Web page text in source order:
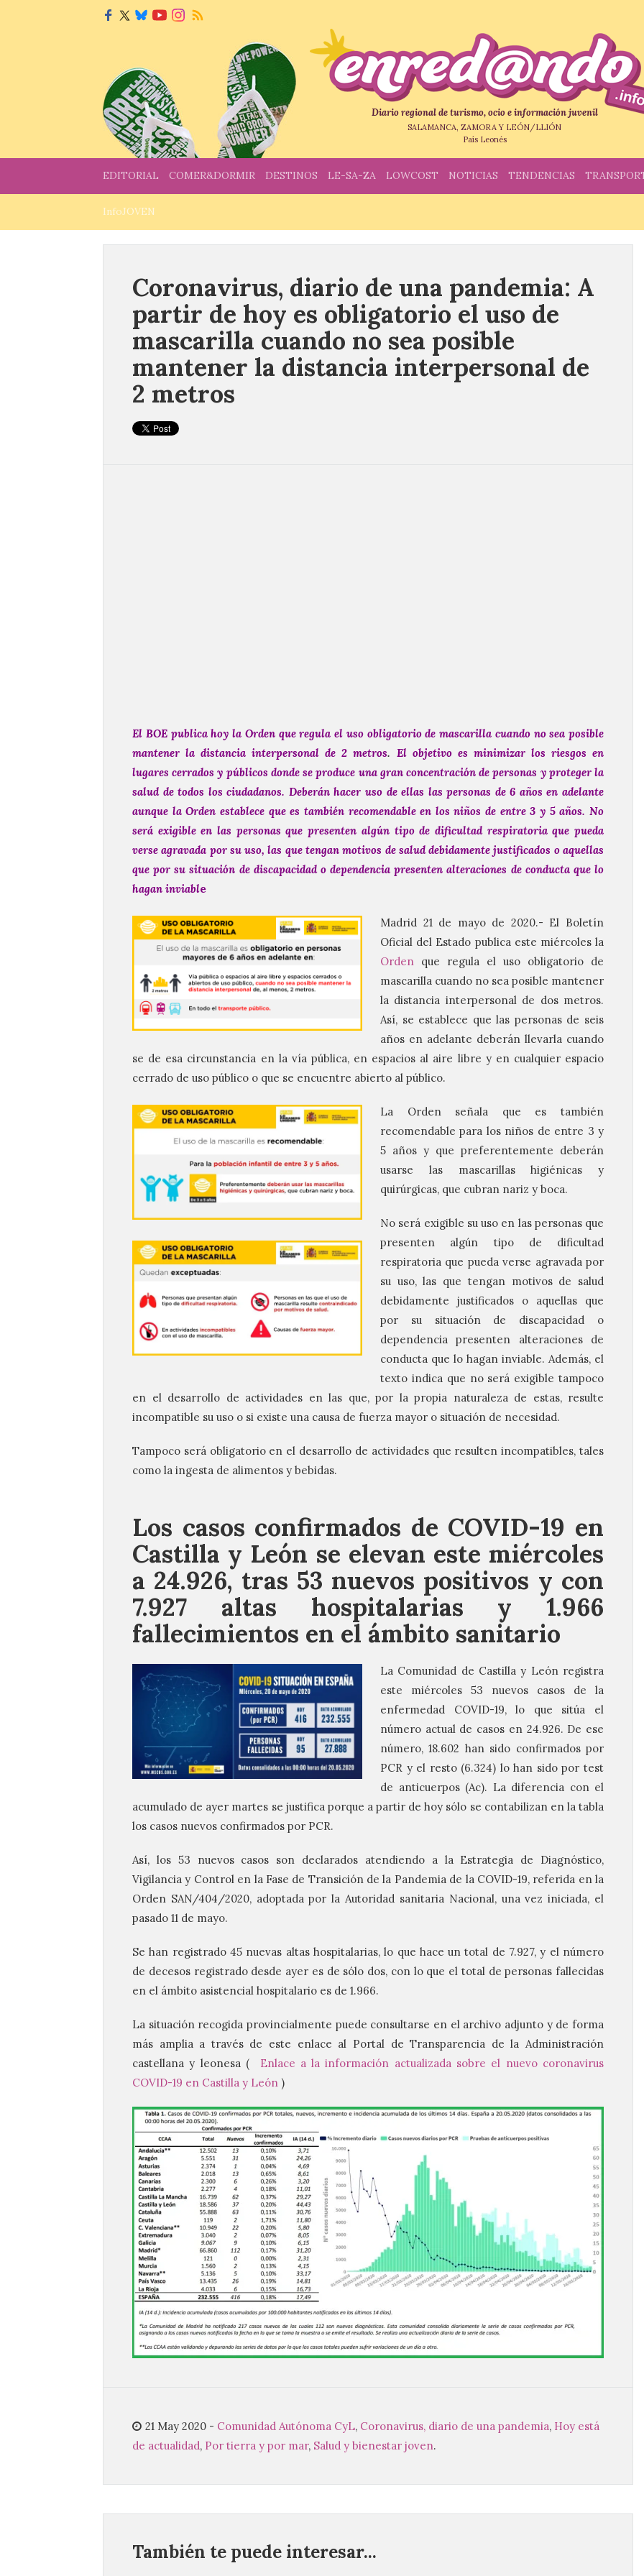
Diario regional de turismo, ocio e información juvenil
SALAMANCA, ZAMORA Y LEÓN/LLIÓN
País Leonés
EDITORIAL COMER&DORMIR DESTINOS LE-SA-ZA LOWCOST NOTICIAS TENDENCIAS
InfoJOVEN
Coronavirus, diario de una pandemia: A
partir de hoy es obligatorio el uso de
mascarilla cuando no sea posible
mantener la distancia interpersonal de
2 metros
El BOE publica hoy la Orden que regula el uso obligatorio de mascarilla cuando no sea posible
mantener la distancia interpersonal de 2 metros. El objetivo es minimizar los riesgos en
lugares cerrados y públicos donde se produce una gran concentración de personas y proteger la
salud de todos los ciudadanos. Deberán hacer uso de ellas las personas de 6 años en adelante
aunque la Orden establece que es también recomendable en los niños de entre 3 y 5 años. No
será exigible en las personas que presenten algún tipo de dificultad respiratoria que pueda
verse agravada por su uso, las que tengan motivos de salud debidamente justificados o aquellas
que por su situación de discapacidad o dependencia presenten alteraciones de conducta que lo
hagan inviable
Madrid 21 de mayo de 2020.- El Boletín
Oficial del Estado publica este miércoles la
Orden que regula el uso obligatorio de
mascarilla cuando no sea posible mantener
la distancia interpersonal de dos metros.
Así, se establece que las personas de seis
años en adelante deberán llevarla cuando
se de esa circunstancia en la vía pública, en espacios al aire libre y en cualquier espacio
cerrado de uso público o que se encuentre abierto al público.
La Orden señala que es también
recomendable para los niños de entre 3 y
5 años y que preferentemente deberán
usarse las mascarillas higiénicas y
quirúrgicas, que cubran nariz y boca.
No será exigible su uso en las personas que
presenten algún tipo de dificultad
respiratoria que pueda verse agravada por
su uso, las que tengan motivos de salud
debidamente justificados o aquellas que
por su situación de discapacidad o
dependencia presenten alteraciones de
conducta que lo hagan inviable. Además, el
texto indica que no será exigible tampoco
en el desarrollo de actividades en las que, por la propia naturaleza de estas, resulte
incompatible su uso o si existe una causa de fuerza mayor o situación de necesidad.
Tampoco será obligatorio en el desarrollo de actividades que resulten incompatibles, tales
como la ingesta de alimentos y bebidas.
Los casos confirmados de COVID-19 en
Castilla y León se elevan este miércoles
a 24.926, tras 53 nuevos positivos y con
7.927 altas hospitalarias y 1.966
fallecimientos en el ámbito sanitario
La Comunidad de Castilla y León registra
este miércoles 53 nuevos casos de la
enfermedad COVID-19, lo que sitúa el
número actual de casos en 24.926. De ese
número, 18.602 han sido confirmados por
PCR y el resto (6.324) lo han sido por test
de anticuerpos (Ac). La diferencia con el
acumulado de ayer martes se justifica porque a partir de hoy sólo se contabilizan en la tabla
los casos nuevos confirmados por PCR.
Así, los 53 nuevos casos son declarados atendiendo a la Estrategia de Diagnóstico,
Vigilancia y Control en la Fase de Transición de la Pandemia de la COVID-19, referida en la
Orden SAN/404/2020, adoptada por la Autoridad sanitaria Nacional, una vez iniciada, el
pasado 11 de mayo.
Se han registrado 45 nuevas altas hospitalarias, lo que hace un total de 7.927, y el número
de decesos registrado desde ayer es de sólo dos, con lo que el total de personas fallecidas
en el ámbito asistencial hospitalario es de 1.966.
La situación recogida provincialmente puede consultarse en el archivo adjunto y de forma
más amplia a través de este enlace al Portal de Transparencia de la Administración
castellana y leonesa ( Enlace a la información actualizada sobre el nuevo coronavirus
COVID-19 en Castilla y León )
21 May 2020 - Comunidad Autónoma CyL, Coronavirus, diario de una pandemia, Hoy está
de actualidad, Por tierra y por mar, Salud y bienestar joven.
También te puede interesar...